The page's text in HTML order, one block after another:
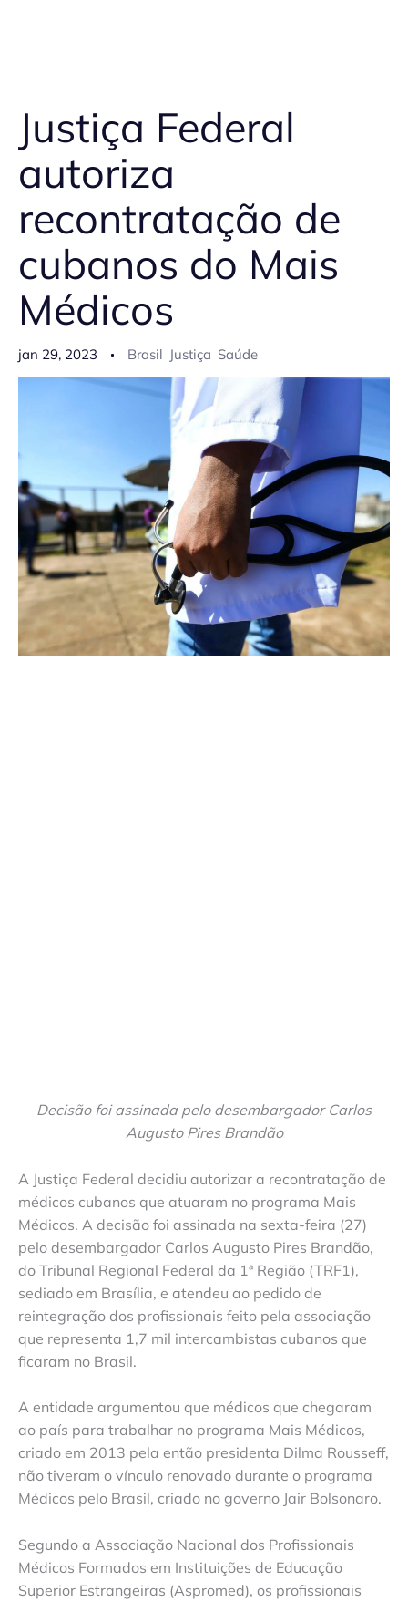
Justiça Federal
autoriza
recontratação de
cubanos do Mais
Médicos
jan 29, 2023 Brasil Justiça Saúde
Decisão foi assinada pelo desembargador Carlos
Augusto Pires Brandão
A Justiça Federal decidiu autorizar a recontratação de
médicos cubanos que atuaram no programa Mais
Médicos. A decisão foi assinada na sexta-feira (27)
pelo desembargador Carlos Augusto Pires Brandão,
do Tribunal Regional Federal da 1ª Região (TRF1),
sediado em Brasília, e atendeu ao pedido de
reintegração dos profissionais feito pela associação
que representa 1,7 mil intercambistas cubanos que
ficaram no Brasil.
A entidade argumentou que médicos que chegaram
ao país para trabalhar no programa Mais Médicos,
criado em 2013 pela então presidenta Dilma Rousseff,
não tiveram o vínculo renovado durante o programa
Médicos pelo Brasil, criado no governo Jair Bolsonaro.
Segundo a Associação Nacional dos Profissionais
Médicos Formados em Instituições de Educação
Superior Estrangeiras (Aspromed), os profissionais